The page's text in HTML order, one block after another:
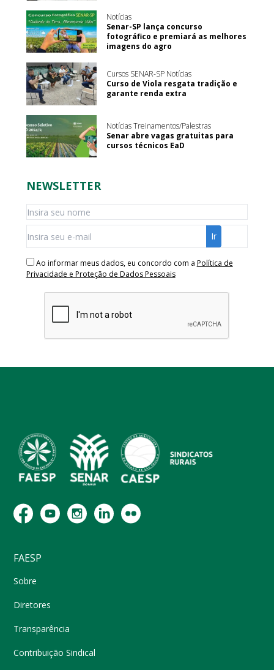
Notícias
Senar-SP lança concurso
fotográfico e premiará as melhores
imagens do agro
Cursos SENAR-SP Notícias
Curso de Viola resgata tradição e
garante renda extra
Notícias Treinamentos/Palestras
Senar abre vagas gratuitas para
cursos técnicos EaD
NEWSLETTER
Ao informar meus dados, eu concordo com a Política de
Privacidade e Proteção de Dados Pessoais
FAESP
Sobre
Diretores
Transparência
Contribuição Sindical